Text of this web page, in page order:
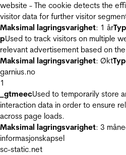
website - The cookie detects the
visitor data for further visitor
Maksimal lagringsvarighet: 1 år
pUsed to track visitors on multiple
relevant advertisement based on
Maksimal lagringsvarighet: Økt
garnius.no
1
_gtmeecUsed to temporarily store
interaction data in order to ensure
across page loads.
Maksimal lagringsvarighet: 3
informasjonskapsel
sc-static.net